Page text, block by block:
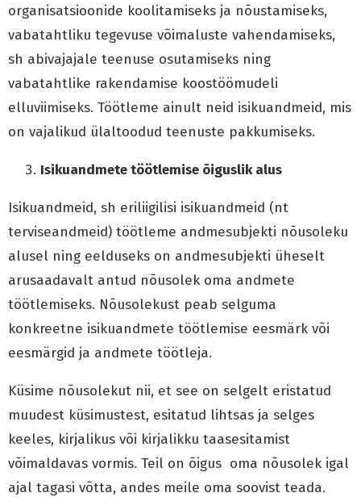
organisatsioonide koolitamiseks ja nõustamiseks,
vabatahtliku tegevuse võimaluste vahendamiseks,
sh abivajajale teenuse osutamiseks ning
vabatahtlike rakendamise koostöömudeli
elluviimiseks. Töötleme ainult neid isikuandmeid, mis
on vajalikud ülaltoodud teenuste pakkumiseks.
Isikuandmete töötlemise õiguslik alus
Isikuandmeid, sh eriliigilisi isikuandmeid (nt
terviseandmeid) töötleme andmesubjekti nõusoleku
alusel ning eelduseks on andmesubjekti üheselt
arusaadavalt antud nõusolek oma andmete
töötlemiseks. Nõusolekust peab selguma
konkreetne isikuandmete töötlemise eesmärk või
eesmärgid ja andmete töötleja.
Küsime nõusolekut nii, et see on selgelt eristatud
muudest küsimustest, esitatud lihtsas ja selges
keeles, kirjalikus või kirjalikku taasesitamist
võimaldavas vormis. Teil on õigus oma nõusolek igal
ajal tagasi võtta, andes meile oma soovist teada.